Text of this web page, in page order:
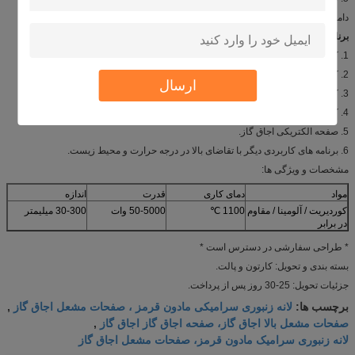
ارسال
دامنه قابل اجرا: حرارت صنعتی و گرمایش عمومی.
برنامه های کاربردی:
1. کوره کک
2. کوره گرمایی الکتریکی.
3. کوره گرمایشی.
4. کباب کباب.
5. صفحه الکتریکی اجاق گاز.
6. برنامه های کاربردی دیگر با تقاضای بالا در درجه حرارت و محیط زیست.
مشخصات و ویژگی ها:
مواد دمای کاری قدرت
اندازه
کوردیریت / آلومینا / مقاوم
در برابر
1100 ℃ 50-5000 وات 30-300 میلیمتر
* طراحی سفارشی در دسترس است *
بسته بندی و تحویل: کارتون و پالت.
جزئیات تحویل: 25-30 روز پس از پرداخت.
برچسب ها: لانه زنبوری سرامیکی مادون قرمز ، صفحات مشعل اجاق گاز ,
صفحات مشعل بالا اجاق گاز، صفحه اجاق گاز اجاق گاز ,
لانه زنبوری سرامیک مادون قرمز، صفحات مشعل اجاق گاز